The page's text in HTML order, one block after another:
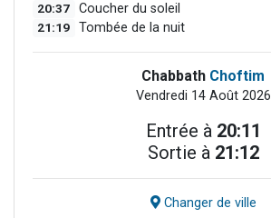
20:37 Coucher du soleil
21:19 Tombée de la nuit
Chabbath Choftim
Vendredi 14 Août 2026
Entrée à 20:11
Sortie à 21:12
Changer de ville